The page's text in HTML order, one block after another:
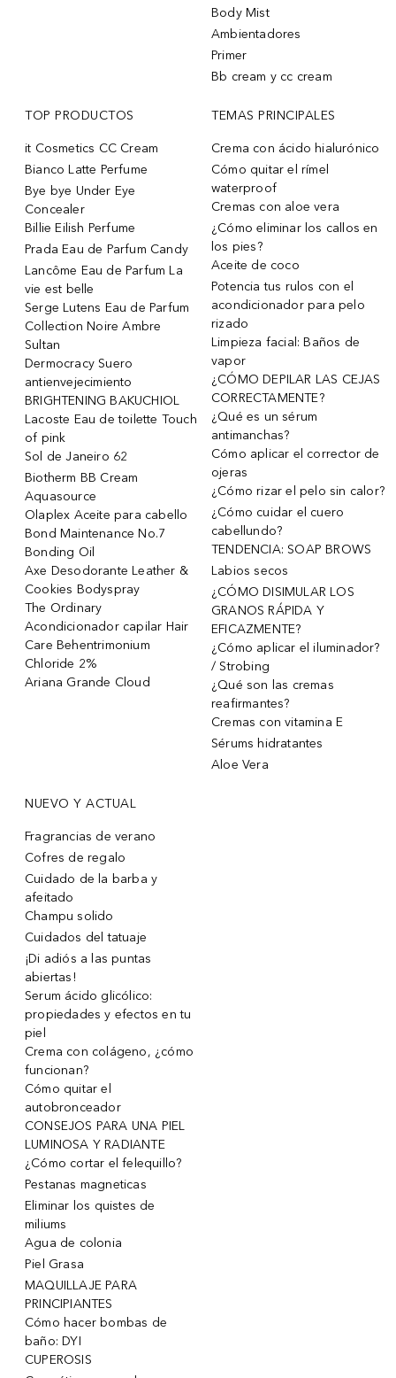
Body Mist
Ambientadores
Primer
Bb cream y cc cream
TOP PRODUCTOS
it Cosmetics CC Cream
Bianco Latte Perfume
Bye bye Under Eye
Concealer
Billie Eilish Perfume
Prada Eau de Parfum Candy
Lancôme Eau de Parfum La
vie est belle
Serge Lutens Eau de Parfum
Collection Noire Ambre
Sultan
Dermocracy Suero
antienvejecimiento
BRIGHTENING BAKUCHIOL
Lacoste Eau de toilette Touch
of pink
Sol de Janeiro 62
Biotherm BB Cream
Aquasource
Olaplex Aceite para cabello
Bond Maintenance No.7
Bonding Oil
Axe Desodorante Leather &
Cookies Bodyspray
The Ordinary
Acondicionador capilar Hair
Care Behentrimonium
Chloride 2%
Ariana Grande Cloud
TEMAS PRINCIPALES
Crema con ácido hialurónico
Cómo quitar el rímel
waterproof
Cremas con aloe vera
¿Cómo eliminar los callos en
los pies?
Aceite de coco
Potencia tus rulos con el
acondicionador para pelo
rizado
Limpieza facial: Baños de
vapor
¿CÓMO DEPILAR LAS CEJAS
CORRECTAMENTE?
¿Qué es un sérum
antimanchas?
Cómo aplicar el corrector de
ojeras
¿Cómo rizar el pelo sin calor?
¿Cómo cuidar el cuero
cabellundo?
TENDENCIA: SOAP BROWS
Labios secos
¿CÓMO DISIMULAR LOS
GRANOS RÁPIDA Y
EFICAZMENTE?
¿Cómo aplicar el iluminador?
/ Strobing
¿Qué son las cremas
reafirmantes?
Cremas con vitamina E
Sérums hidratantes
Aloe Vera
NUEVO Y ACTUAL
Fragrancias de verano
Cofres de regalo
Cuidado de la barba y
afeitado
Champu solido
Cuidados del tatuaje
¡Di adiós a las puntas
abiertas!
Serum ácido glicólico:
propiedades y efectos en tu
piel
Crema con colágeno, ¿cómo
funcionan?
Cómo quitar el
autobronceador
CONSEJOS PARA UNA PIEL
LUMINOSA Y RADIANTE
¿Cómo cortar el felequillo?
Pestanas magneticas
Eliminar los quistes de
miliums
Agua de colonia
Piel Grasa
MAQUILLAJE PARA
PRINCIPIANTES
Cómo hacer bombas de
baño: DYI
CUPEROSIS